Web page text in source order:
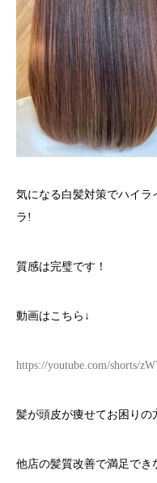
気になる白髪対策でハイラ
ラ!
質感は完璧です！
動画はこちら↓
https://youtube.com/shorts/
髪が頭皮が痩せてお困りの
他店の髪質改善で満足でき